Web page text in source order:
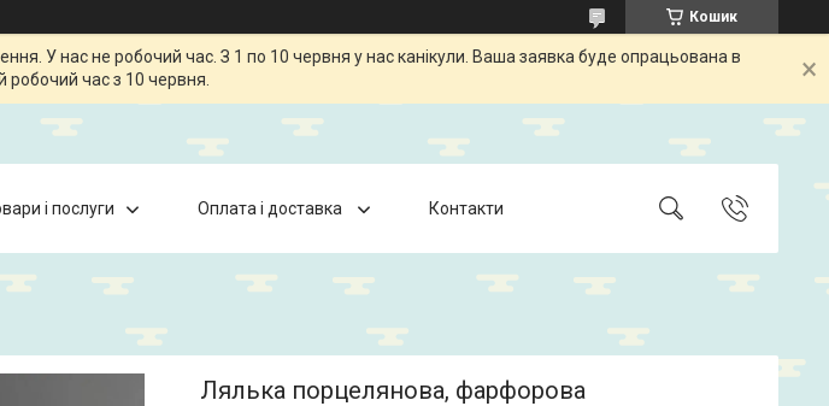
Кошик
У нас не робочий час. З 1 по 10 червня у нас канікули. Ваша заявка буде опрацьована в
час з 10 червня.
і послуги Оплата і доставка Контакти
Лялька порцелянова, фарфорова